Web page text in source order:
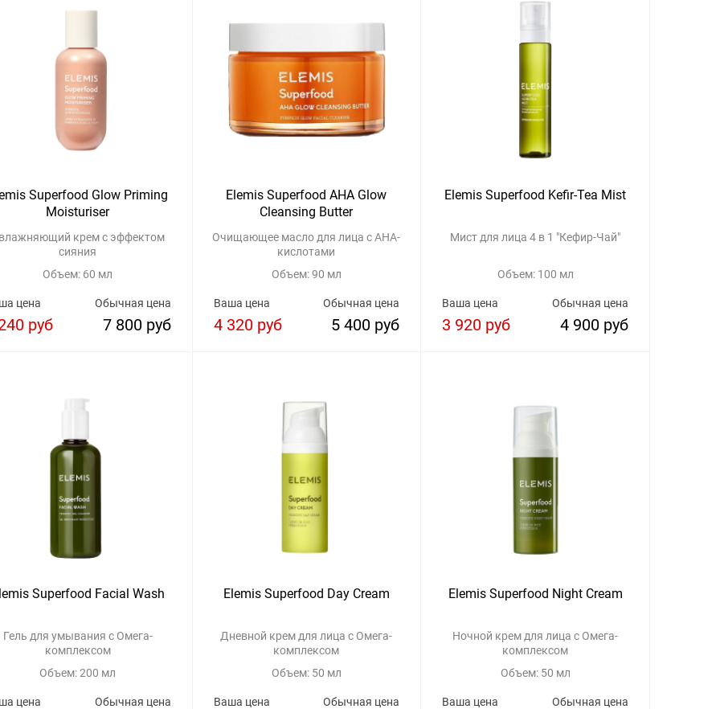
Superfood Glow Priming
Moisturiser
крем с эффектом
сияния
Объем: 60 мл
Обычная цена
7 800 руб
цена
руб
Elemis Superfood AHA Glow
Cleansing Butter
Очищающее масло для лица с AHA-
кислотами
Объем: 90 мл
Обычная цена
5 400 руб
Ваша цена
4 320 руб
Elemis Superfood Kefir-Tea Mist
Мист для лица 4 в 1 "Кефир-Чай"
Объем: 100 мл
Обычная цена
4 900 руб
Ваша цена
3 920 руб
Superfood Facial Wash
Гель для умывания с Омега-
комплексом
Объем: 200 мл
Обычная цена
цена
Elemis Superfood Day Cream
Дневной крем для лица с Омега-
комплексом
Объем: 50 мл
Обычная цена
Ваша цена
Elemis Superfood Night Cream
Ночной крем для лица с Омега-
комплексом
Объем: 50 мл
Обычная цена
Ваша цена